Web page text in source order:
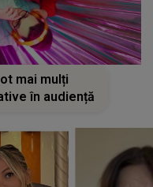
mai mulți
în audiență